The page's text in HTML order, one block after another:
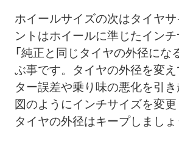
ホイールサイズの次はタイヤ
ントはホイールに準じたイン
「純正と同じタイヤの外径にな
ぶ事です。タイヤの外径を変
ター誤差や乗り味の悪化を引
図のようにインチサイズを変更
タイヤの外径はキープしましょ